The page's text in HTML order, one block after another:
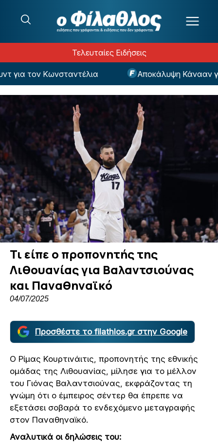
Τελευταίες Ειδήσεις
τον Κωνσταντέλια Αποκάλυψη Κάνααν για
Τι είπε ο προπονητής της
Λιθουανίας για Βαλαντσιούνας
και Παναθηναϊκό
04/07/2025
Προσθέστε το filathlos.gr στην Google
Ο Ρίμας Κουρτινάιτις, προπονητής της εθνικής
ομάδας της Λιθουανίας, μίλησε για το μέλλον
του Γιόνας Βαλαντσιούνας, εκφράζοντας τη
γνώμη ότι ο έμπειρος σέντερ θα έπρεπε να
εξετάσει σοβαρά το ενδεχόμενο μεταγραφής
στον Παναθηναϊκό.
Αναλυτικά οι δηλώσεις του: